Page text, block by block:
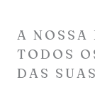
A NOSSA
TODOS
DAS